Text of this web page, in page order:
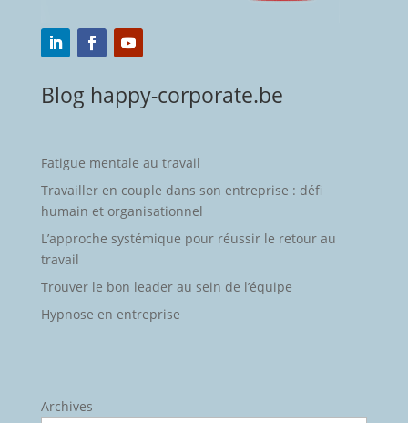
Blog happy-corporate.be
Fatigue mentale au travail
Travailler en couple dans son entreprise : défi
humain et organisationnel
L’approche systémique pour réussir le retour au
travail
Trouver le bon leader au sein de l’équipe
Hypnose en entreprise
Archives